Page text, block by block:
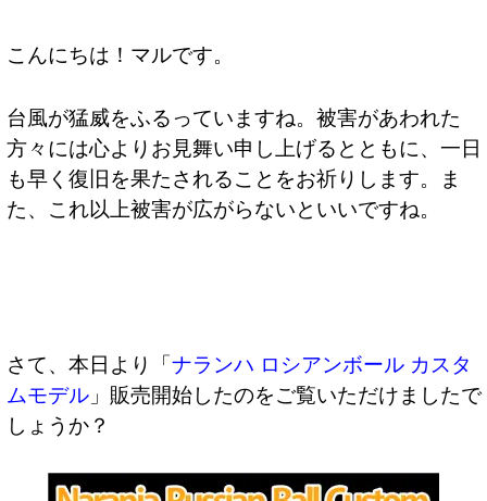
こんにちは！マルです。
台風が猛威をふるっていますね。被害があわれた
方々には心よりお見舞い申し上げるとともに、一日
も早く復旧を果たされることをお祈りします。ま
た、これ以上被害が広がらないといいですね。
さて、本日より「ナランハ ロシアンボール カスタ
ムモデル」販売開始したのをご覧いただけましたで
しょうか？